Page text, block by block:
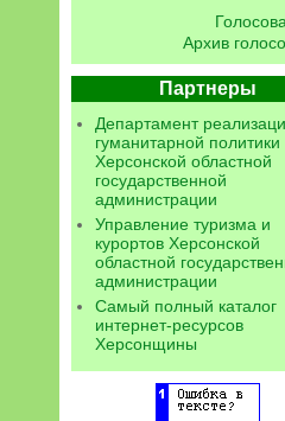
Архив
Партнеры
Департамент
гуманитарной политики
Херсонской областной
государственной
администрации
Управление туризма и
курортов Херсонской
областной
администрации
Самый полный каталог
интернет-ресурсов
Херсонщины